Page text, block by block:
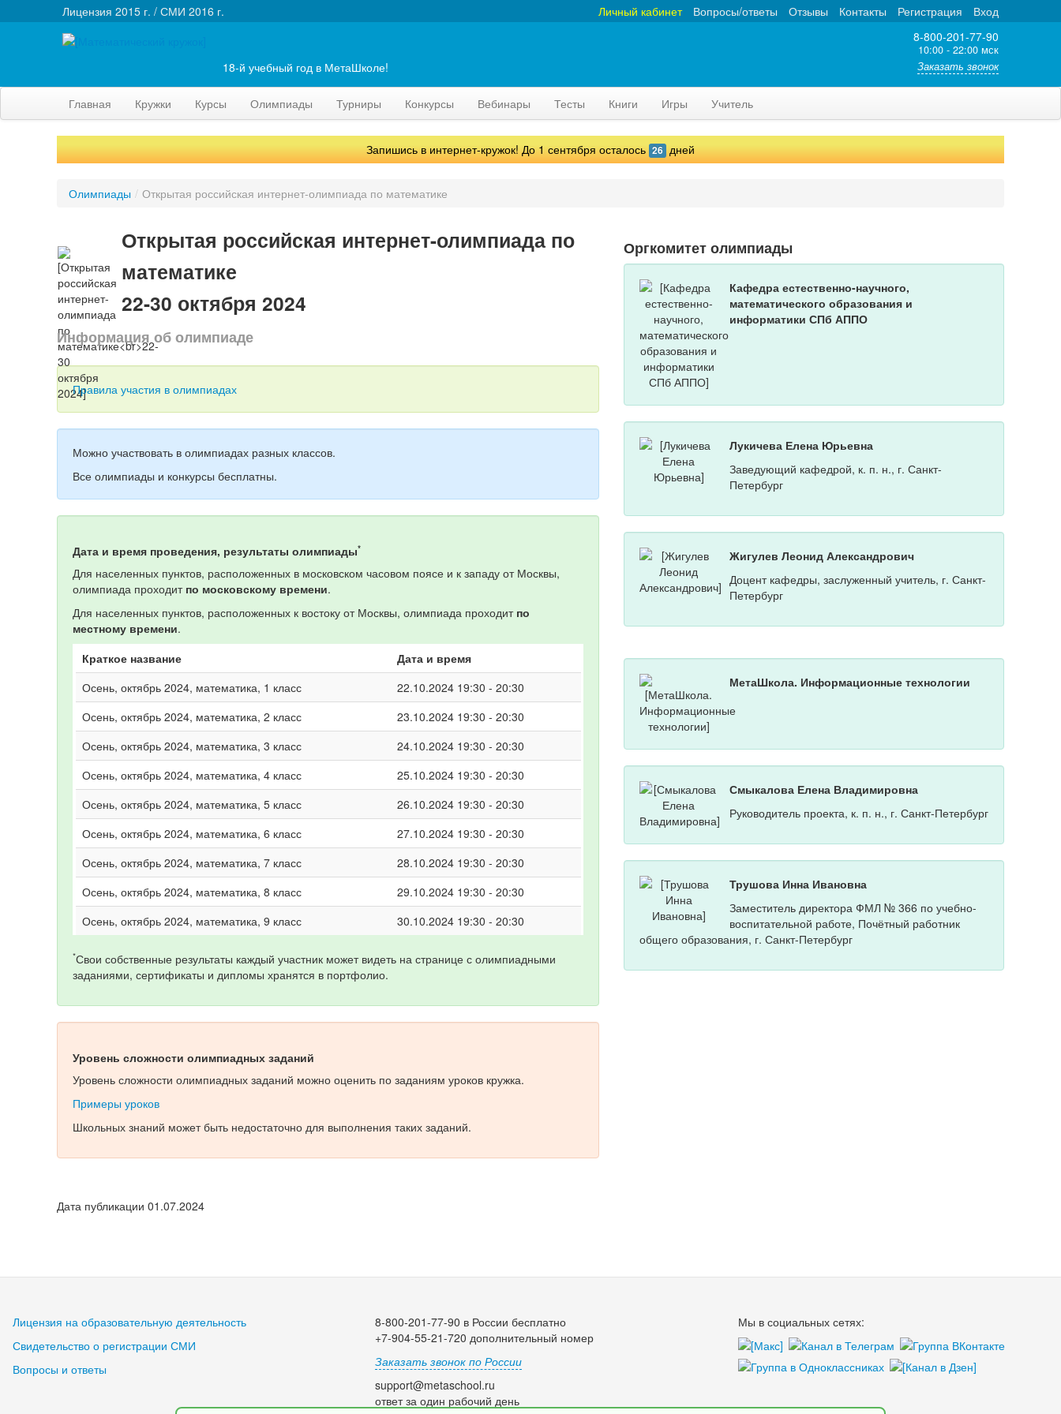
Лицензия 2015 г. / СМИ 2016 г. Вход
Регистрация
Контакты
Отзывы
Вопросы/ответы
Личный кабинет
8-800-201-77-90
10:00 - 22:00 мск
Заказать звонок
18-й учебный год в МетаШколе!
Главная Кружки Курсы Олимпиады Турниры Конкурсы Вебинары Тесты Книги Игры Учитель
Запишись в интернет-кружок! До 1 сентября осталось 26 дней
Олимпиады / Открытая российская интернет-олимпиада по математике
Открытая российская интернет-олимпиада по
математике
22-30 октября 2024
Информация об олимпиаде
Правила участия в олимпиадах
Можно участвовать в олимпиадах разных классов.
Все олимпиады и конкурсы бесплатны.
Дата и время проведения, результаты олимпиады*
Для населенных пунктов, расположенных в московском часовом поясе и к западу от Москвы,
олимпиада проходит по московскому времени.
Для населенных пунктов, расположенных к востоку от Москвы, олимпиада проходит по
местному времени.
Краткое название
Дата и время
Осень, октябрь 2024, математика, 1 класс
22.10.2024 19:30 - 20:30
Осень, октябрь 2024, математика, 2 класс
23.10.2024 19:30 - 20:30
Осень, октябрь 2024, математика, 3 класс
24.10.2024 19:30 - 20:30
Осень, октябрь 2024, математика, 4 класс
25.10.2024 19:30 - 20:30
Осень, октябрь 2024, математика, 5 класс
26.10.2024 19:30 - 20:30
Осень, октябрь 2024, математика, 6 класс
27.10.2024 19:30 - 20:30
Осень, октябрь 2024, математика, 7 класс
28.10.2024 19:30 - 20:30
Осень, октябрь 2024, математика, 8 класс
29.10.2024 19:30 - 20:30
Осень, октябрь 2024, математика, 9 класс
30.10.2024 19:30 - 20:30
*Свои собственные результаты каждый участник может видеть на странице с олимпиадными
заданиями, сертификаты и дипломы хранятся в портфолио.
Уровень сложности олимпиадных заданий
Уровень сложности олимпиадных заданий можно оценить по заданиям уроков кружка.
Примеры уроков
Школьных знаний может быть недостаточно для выполнения таких заданий.
Оргкомитет олимпиады
Кафедра естественно-научного,
математического образования и
информатики СПб АППО
Лукичева Елена Юрьевна
Заведующий кафедрой, к. п. н., г. Санкт-
Петербург
Жигулев Леонид Александрович
Доцент кафедры, заслуженный учитель, г. Санкт-
Петербург
МетаШкола. Информационные технологии
Смыкалова Елена Владимировна
Руководитель проекта, к. п. н., г. Санкт-Петербург
Трушова Инна Ивановна
Заместитель директора ФМЛ № 366 по учебно-
воспитательной работе, Почётный работник
общего образования, г. Санкт-Петербург
Дата публикации 01.07.2024
Лицензия на образовательную деятельность
Свидетельство о регистрации СМИ
Вопросы и ответы
8-800-201-77-90 в России бесплатно
+7-904-55-21-720 дополнительный номер
Заказать звонок по России
support@metaschool.ru
ответ за один рабочий день
Мы в социальных сетях: